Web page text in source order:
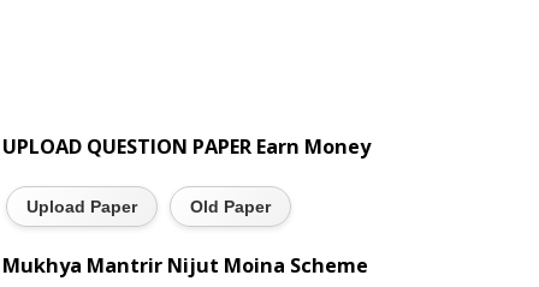
UPLOAD QUESTION PAPER Earn Money
Upload Paper Old Paper
Mukhya Mantrir Nijut Moina Scheme